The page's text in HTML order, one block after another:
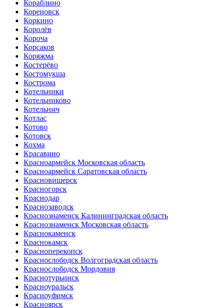
Кораблино
Кореновск
Коркино
Королёв
Короча
Корсаков
Коряжма
Костерёво
Костомукша
Кострома
Котельники
Котельниково
Котельнич
Котлас
Котово
Котовск
Кохма
Красавино
Красноармейск Московская область
Красноармейск Саратовская область
Красновишерск
Красногорск
Краснодар
Краснозаводск
Краснознаменск Калининградская область
Краснознаменск Московская область
Краснокаменск
Краснокамск
Красноперекопск
Краснослободск Волгоградская область
Краснослободск Мордовия
Краснотурьинск
Красноуральск
Красноуфимск
Красноярск